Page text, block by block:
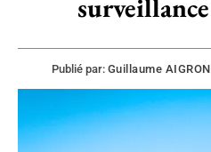
Publié par: Guillaume AIGRON